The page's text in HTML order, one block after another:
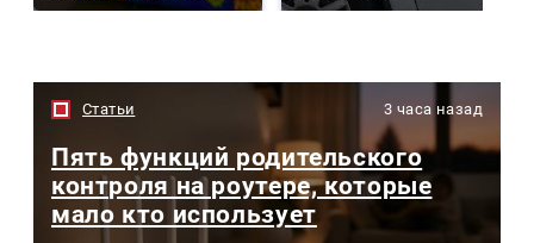
Статьи 3 часа назад
Пять функций родительского
контроля на роутере, которые
мало кто использует